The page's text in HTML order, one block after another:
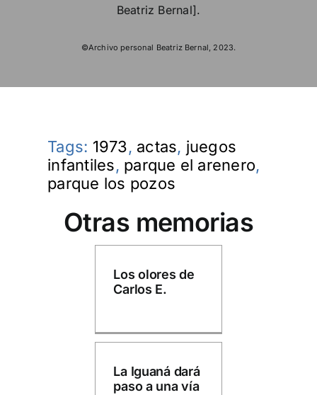
Beatriz Bernal].
©Archivo personal Beatriz Bernal, 2023.
Tags: 1973, actas, juegos
infantiles, parque el arenero,
parque los pozos
Otras memorias
Los olores de
Carlos E.
La Iguaná dará
paso a una vía